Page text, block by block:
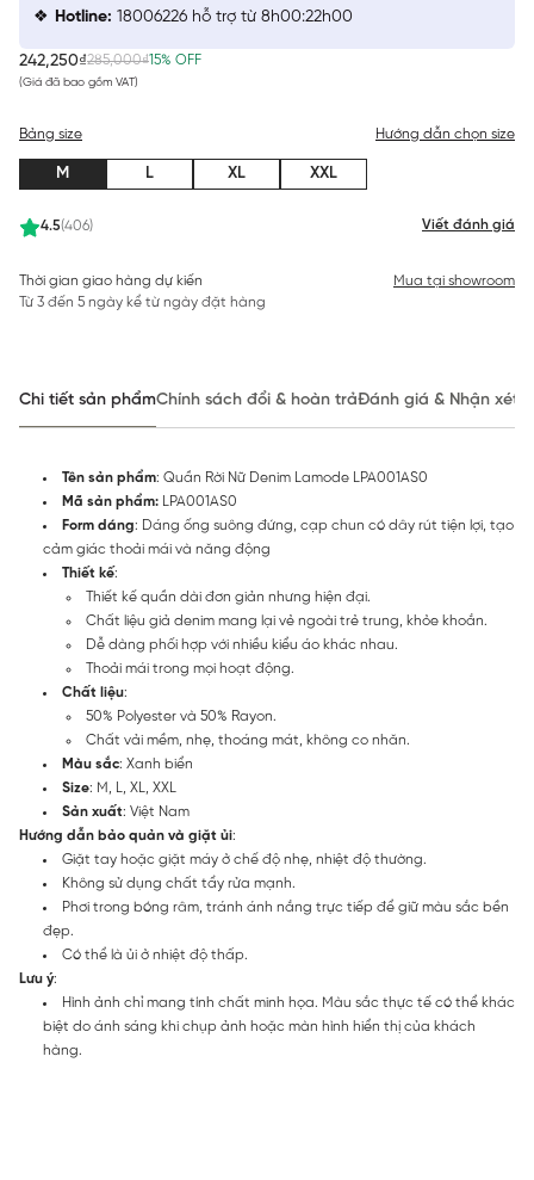
242,250₫285,000₫15% OFF
(Giá đã bao gồm VAT)
4.5(406) Viết đánh giá
Bảng size Hướng dẫn chọn size
M L XL XXL
Thời gian giao hàng dự kiến
Từ 3 đến 5 ngày kể từ ngày đặt hàng
Mua tại showroom
Hotline: 18006226 hỗ trợ từ 8h00:22h00
Chi tiết sản phẩmChính sách đổi & hoàn trảĐánh giá & Nhận xét
Tên sản phẩm: Quần Rời Nữ Denim Lamode LPA001AS0
Mã sản phẩm: LPA001AS0
Form dáng: Dáng ống suông đứng, cạp chun có dây rút tiện lợi, tạo
cảm giác thoải mái và năng động
Thiết kế:
Thiết kế quần dài đơn giản nhưng hiện đại.
Chất liệu giả denim mang lại vẻ ngoài trẻ trung, khỏe khoắn.
Dễ dàng phối hợp với nhiều kiểu áo khác nhau.
Thoải mái trong mọi hoạt động.
Chất liệu:
50% Polyester và 50% Rayon.
Chất vải mềm, nhẹ, thoáng mát, không co nhăn.
Màu sắc: Xanh biển
Size: M, L, XL, XXL
Sản xuất: Việt Nam
Hướng dẫn bảo quản và giặt ủi:
Giặt tay hoặc giặt máy ở chế độ nhẹ, nhiệt độ thường.
Không sử dụng chất tẩy rửa mạnh.
Phơi trong bóng râm, tránh ánh nắng trực tiếp để giữ màu sắc bền
đẹp.
Có thể là ủi ở nhiệt độ thấp.
Lưu ý:
Hình ảnh chỉ mang tính chất minh họa. Màu sắc thực tế có thể khác
biệt do ánh sáng khi chụp ảnh hoặc màn hình hiển thị của khách
hàng.